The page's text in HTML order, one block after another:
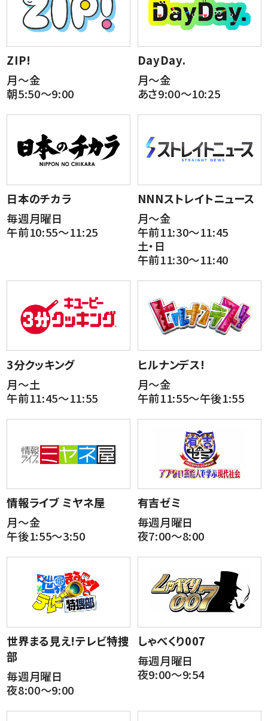
ZIP!
月～金
朝5:50～9:00
DayDay.
月～金
あさ9:00～10:25
日本のチカラ
毎週月曜日
午前10:55～11:25
NNNストレイトニュース
月～金
午前11:30～11:45
土・日
午前11:30～11:40
3分クッキング
月～土
午前11:45～11:55
ヒルナンデス!
月～金
午前11:55～午後1:55
情報ライブ ミヤネ屋
月～金
午後1:55～3:50
有吉ゼミ
毎週月曜日
夜7:00～8:00
世界まる見え!テレビ特捜
部
毎週月曜日
夜8:00～9:00
しゃべくり007
毎週月曜日
夜9:00～9:54